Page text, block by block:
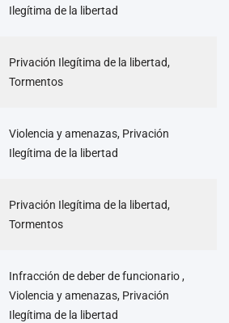
Ilegítima de la libertad
Privación Ilegítima de la libertad,
Tormentos
Violencia y amenazas, Privación
Ilegítima de la libertad
Privación Ilegítima de la libertad,
Tormentos
Infracción de deber de funcionario ,
Violencia y amenazas, Privación
Ilegítima de la libertad